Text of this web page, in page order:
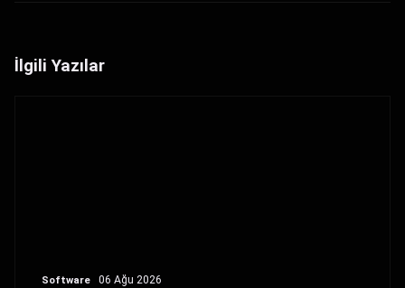
İlgili Yazılar
Software 06 Ağu 2026